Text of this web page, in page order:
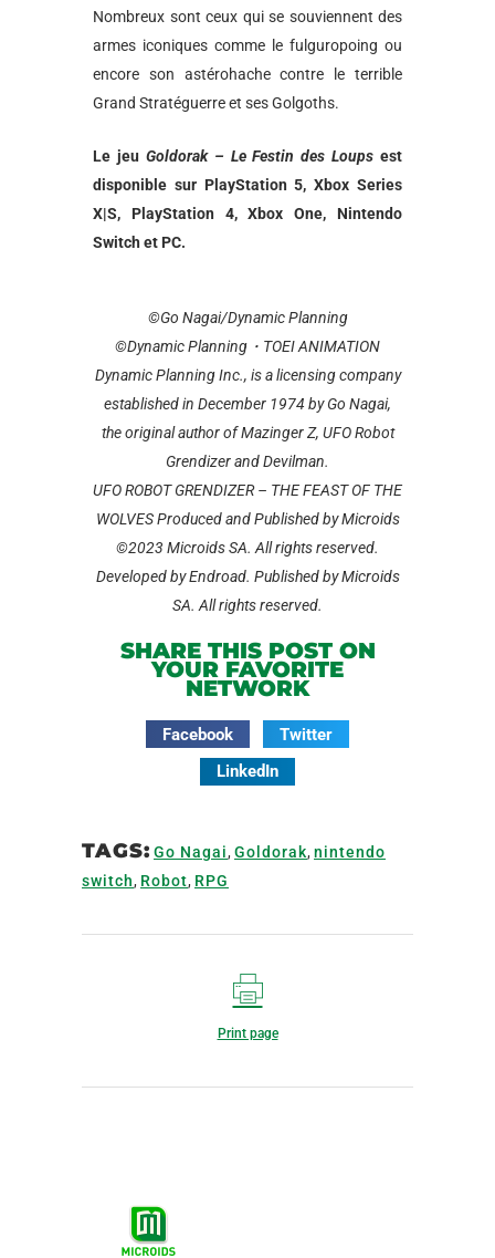
Nombreux sont ceux qui se souviennent des
armes iconiques comme le fulguropoing ou
encore son astérohache contre le terrible
Grand Stratéguerre et ses Golgoths.
Le jeu Goldorak – Le Festin des Loups est
disponible sur PlayStation 5, Xbox Series
X|S, PlayStation 4, Xbox One, Nintendo
Switch et PC.
©Go Nagai/Dynamic Planning
©Dynamic Planning・TOEI ANIMATION
Dynamic Planning Inc., is a licensing company
established in December 1974 by Go Nagai,
the original author of Mazinger Z, UFO Robot
Grendizer and Devilman.
UFO ROBOT GRENDIZER – THE FEAST OF THE
WOLVES Produced and Published by Microids
©2023 Microids SA. All rights reserved.
Developed by Endroad. Published by Microids
SA. All rights reserved.
SHARE THIS POST ON
YOUR FAVORITE
NETWORK
Facebook
Twitter
LinkedIn
TAGS: Go Nagai, Goldorak, nintendo
switch, Robot, RPG
Print page